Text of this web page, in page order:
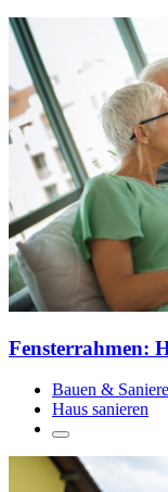
Fensterrahmen:
Bauen &
Haus sanieren